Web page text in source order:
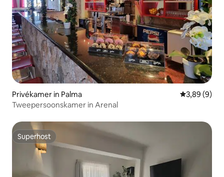
Privékamer in Palma Gemiddelde
3,89 (9)
Tweepersoonskamer in Arenal
Superhost
Superhost